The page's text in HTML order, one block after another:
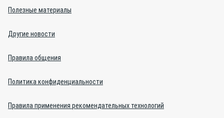
Полезные материалы
Другие новости
Правила общения
Политика конфиденциальности
Правила применения рекомендательных технологий